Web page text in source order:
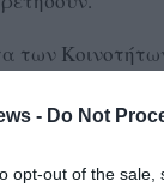
- Do Not
opt-out of the
δε γίνεται
ψηφίζεται